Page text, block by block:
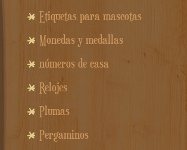
Etiquetas para mascotas
Monedas y medallas
números de casa
Relojes
Plumas
Pergaminos